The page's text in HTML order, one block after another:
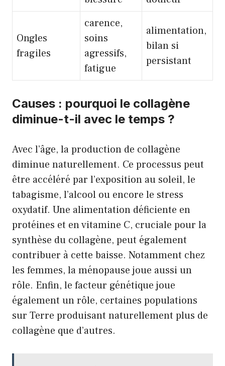
Ongles
fragiles
carence,
soins
agressifs,
fatigue
alimentation,
bilan si
persistant
Causes : pourquoi le collagène
diminue-t-il avec le temps ?
Avec l’âge, la production de collagène
diminue naturellement. Ce processus peut
être accéléré par l’exposition au soleil, le
tabagisme, l’alcool ou encore le stress
oxydatif. Une alimentation déficiente en
protéines et en vitamine C, cruciale pour la
synthèse du collagène, peut également
contribuer à cette baisse. Notamment chez
les femmes, la ménopause joue aussi un
rôle. Enfin, le facteur génétique joue
également un rôle, certaines populations
sur Terre produisant naturellement plus de
collagène que d’autres.